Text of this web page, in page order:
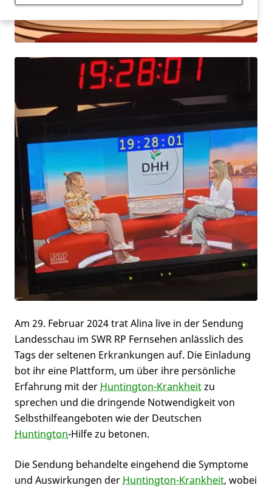
Am 29. Februar 2024 trat Alina live in der Sendung
Landesschau im SWR RP Fernsehen anlässlich des
Tags der seltenen Erkrankungen auf. Die Einladung
bot ihr eine Plattform, um über ihre persönliche
Erfahrung mit der Huntington-Krankheitzu
sprechen und die dringende Notwendigkeit von
Selbsthilfeangeboten wie der Deutschen
Huntington-Hilfe zu betonen.
Die Sendung behandelte eingehend die Symptome
und Auswirkungen der Huntington-Krankheit, wobei